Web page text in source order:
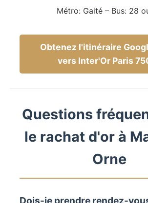
Métro: Gaité – Bus: 28
Obtenez l'itinéraire
vers Inter'Or Paris
Questions
le rachat d'or à
Orne
Dois-je prendre rendez-